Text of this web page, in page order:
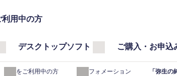
用中の方
デスクトップソフト ご購入・お申込
製品をご利用中の方 インフォメーション 「弥生